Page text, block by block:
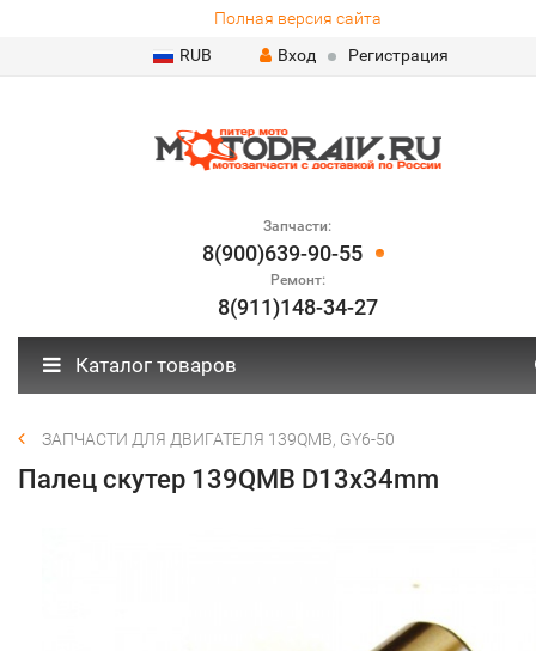
Полная версия сайта
RUB
Вход Регистрация
Запчасти:
8(900)639-90-55
Ремонт:
8(911)148-34-27
Каталог товаров
ЗАПЧАСТИ ДЛЯ ДВИГАТЕЛЯ 139QMB, GY6-50
Палец скутер 139QMB D13х34mm